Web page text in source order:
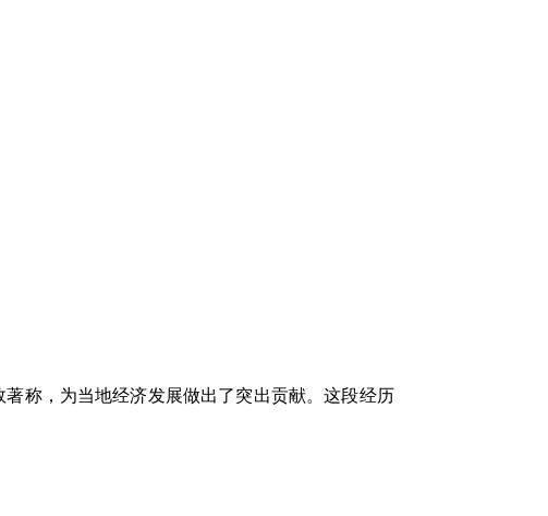
称，为当地经济发展做出了突出贡献。这段经历